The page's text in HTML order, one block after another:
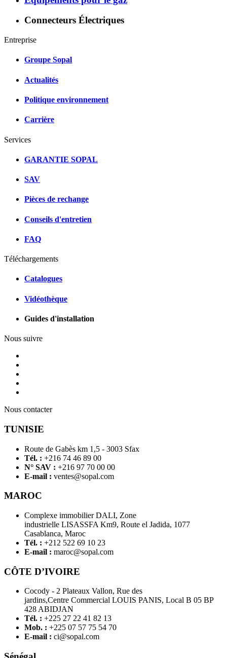
Connecteurs Électriques
Entreprise
Groupe Sopal
Actualités
Politique environnement
Carrière
Services
GARANTIE SOPAL
SAV
Pièces de rechange
Conseils d'entretien
FAQ
Téléchargements
Catalogues
Vidéothèque
Guides d'installation
Nous suivre
Nous contacter
TUNISIE
Route de Gabès km 1,5 - 3003 Sfax
Tél. : +216 74 46 89 00
N° SAV : +216 97 70 00 00
E-mail : ventes@sopal.com
MAROC
Complexe immobilier DALI, Zone
industrielle LISASSFA Km9, Route el Jadida, 1077
Casablanca, Maroc
Tél. : +212 522 69 10 23
E-mail : maroc@sopal.com
CÔTE D’IVOIRE
Cocody - 2 Plateaux Vallon, Rue des
jardins,Centre Commercial LOUIS PANIS, Local B 05 BP
428 ABIDJAN
Tél. : +225 27 22 41 82 13
Mob. : +225 07 57 75 54 70
E-mail : ci@sopal.com